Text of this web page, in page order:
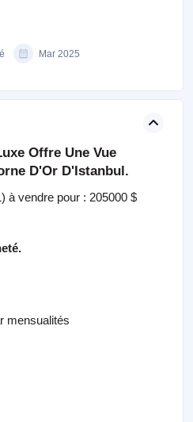
Mar 2025
Offre Une Vue
D'Or D'Istanbul.
à vendre pour : 205000 $
mensualités